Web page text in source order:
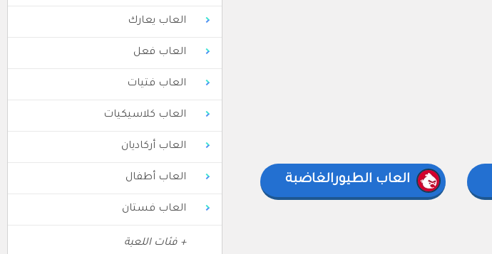
العاب يعارك
العاب فعل
العاب فتيات
العاب كلاسيكيات
العاب أركاديان
العاب أطفال
العاب فستان
+ فئات اللعبة
العاب الطيورالغاضبة